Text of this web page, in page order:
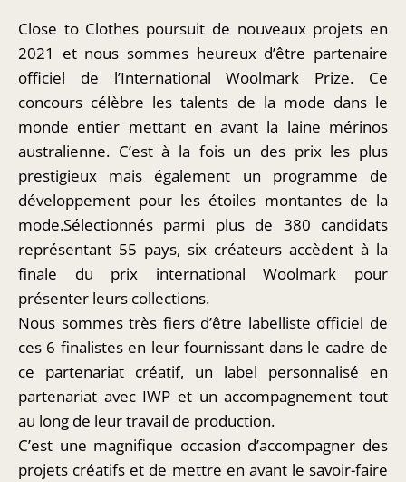
Close to Clothes poursuit de nouveaux projets en
2021 et nous sommes heureux d’être partenaire
officiel de l’International Woolmark Prize. Ce
concours célèbre les talents de la mode dans le
monde entier mettant en avant la laine mérinos
australienne. C’est à la fois un des prix les plus
prestigieux mais également un programme de
développement pour les étoiles montantes de la
mode.Sélectionnés parmi plus de 380 candidats
représentant 55 pays, six créateurs accèdent à la
finale du prix international Woolmark pour
présenter leurs collections.
Nous sommes très fiers d’être labelliste officiel de
ces 6 finalistes en leur fournissant dans le cadre de
ce partenariat créatif, un label personnalisé en
partenariat avec IWP et un accompagnement tout
au long de leur travail de production.
C’est une magnifique occasion d’accompagner des
projets créatifs et de mettre en avant le savoir-faire